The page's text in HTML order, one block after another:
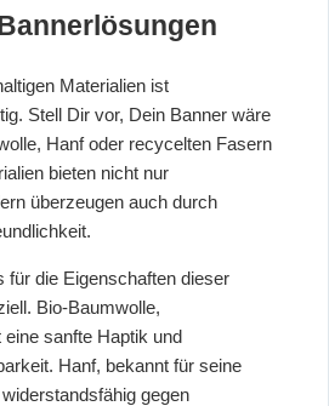
Materialien ist
Stell Dir vor, Dein Banner wäre
Hanf oder recycelten Fasern
bieten nicht nur
überzeugen auch durch
für die Eigenschaften dieser
Bio-Baumwolle,
sanfte Haptik und
Hanf, bekannt für seine
gegen